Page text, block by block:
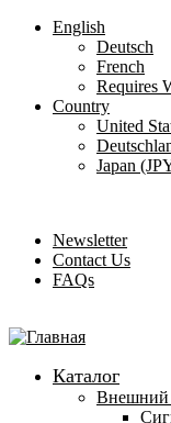
English
Deutsch
French
Requires
Country
United
Japan
Newsletter
Contact Us
FAQs
Каталог
Внешний